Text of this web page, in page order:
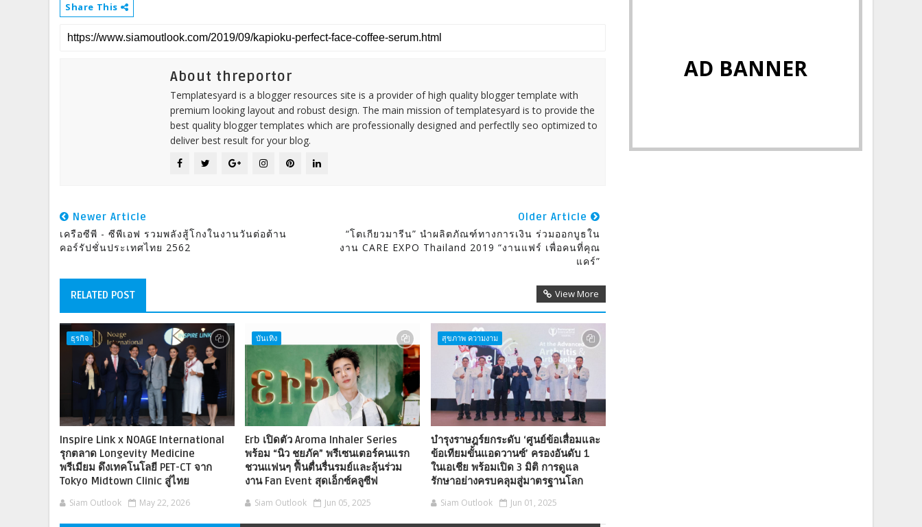
Share This
About threportor
Templatesyard is a blogger resources site is a provider of high quality blogger template with
premium looking layout and robust design. The main mission of templatesyard is to provide the
best quality blogger templates which are professionally designed and perfectlly seo optimized to
deliver best result for your blog.
Newer Article
เครือซีพี - ซีพีเอฟ รวมพลังสู้โกงในงานวันต่อต้าน
คอร์รัปชั่นประเทศไทย 2562
Older Article
“โตเกียวมารีน” นำผลิตภัณฑ์ทางการเงิน ร่วมออกบูธใน
งาน CARE EXPO Thailand 2019 “งานแฟร์ เพื่อคนที่คุณ
แคร์”
RELATED POST View More
ธุรกิจ
Inspire Link x NOAGE International
รุกตลาด Longevity Medicine
พรีเมียม ดึงเทคโนโลยี PET-CT จาก
Tokyo Midtown Clinic สู่ไทย
Siam Outlook May 22, 2026
บันเทิง
Erb เปิดตัว Aroma Inhaler Series
พร้อม “นิว ชยภัค” พรีเซนเตอร์คนแรก
ชวนแฟนๆ ฟื้นตื่นรื่นรมย์และลุ้นร่วม
งาน Fan Event สุดเอ็กซ์คลูซีฟ
Siam Outlook Jun 05, 2025
สุขภาพ ความงาม
บำรุงราษฎร์ยกระดับ ‘ศูนย์ข้อเสื่อมและ
ข้อเทียมขั้นแอดวานซ์’ ครองอันดับ 1
ในเอเชีย พร้อมเปิด 3 มิติ การดูแล
รักษาอย่างครบคลุมสู่มาตรฐานโลก
Siam Outlook Jun 01, 2025
AD BANNER